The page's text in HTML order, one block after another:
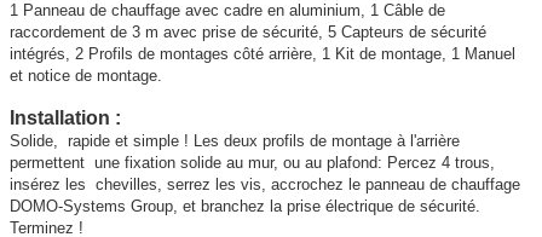
1 Panneau de chauffage avec cadre en aluminium, 1 Câble de
raccordement de 3 m avec prise de sécurité, 5 Capteurs de sécurité
intégrés, 2 Profils de montages côté arrière, 1 Kit de montage, 1 Manuel
et notice de montage.
Installation :
Solide, rapide et simple ! Les deux profils de montage à l'arrière
permettent une fixation solide au mur, ou au plafond: Percez 4 trous,
insérez les chevilles, serrez les vis, accrochez le panneau de chauffage
DOMO-Systems Group, et branchez la prise électrique de sécurité.
Terminez !